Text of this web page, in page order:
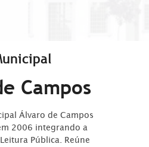
Campos
Álvaro de Campos
2006 integrando a
Pública. Reúne